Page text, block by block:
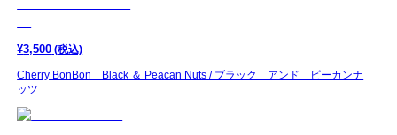
¥3,500 (税込)
Cherry BonBon Black ＆ Peacan Nuts / ブラック アンド ピーカンナ
ッツ